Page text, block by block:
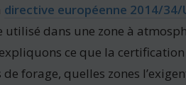
directive européenne 2014/34/
utilisé dans une zone à
ce que la
forage, quelles zones